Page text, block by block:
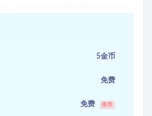
5金币
免费
免费 推荐